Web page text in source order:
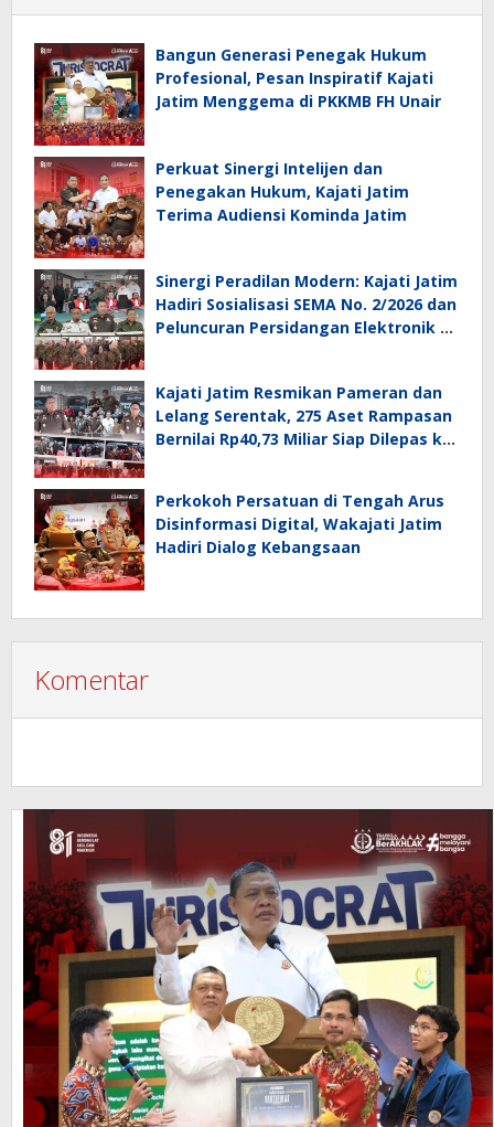
Bangun Generasi Penegak Hukum
Profesional, Pesan Inspiratif Kajati
Jatim Menggema di PKKMB FH Unair
Perkuat Sinergi Intelijen dan
Penegakan Hukum, Kajati Jatim
Terima Audiensi Kominda Jatim
Sinergi Peradilan Modern: Kajati Jatim
Hadiri Sosialisasi SEMA No. 2/2026 dan
Peluncuran Persidangan Elektronik di
Kajati Jatim Resmikan Pameran dan
Lelang Serentak, 275 Aset Rampasan
Bernilai Rp40,73 Miliar Siap Dilepas ke
Perkokoh Persatuan di Tengah Arus
Disinformasi Digital, Wakajati Jatim
Hadiri Dialog Kebangsaan
Komentar